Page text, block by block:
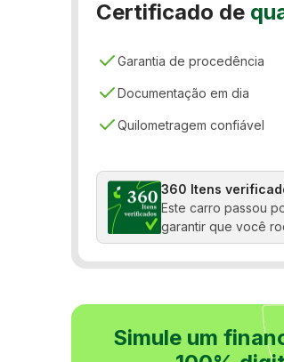
Controle de tração
Porta-copos
Volante com Regulagem de
Certificado de
Garantia de procedência
Documentação em dia
Quilometragem confiável
360 Itens
Este carro passou
garantir que você
Simule um